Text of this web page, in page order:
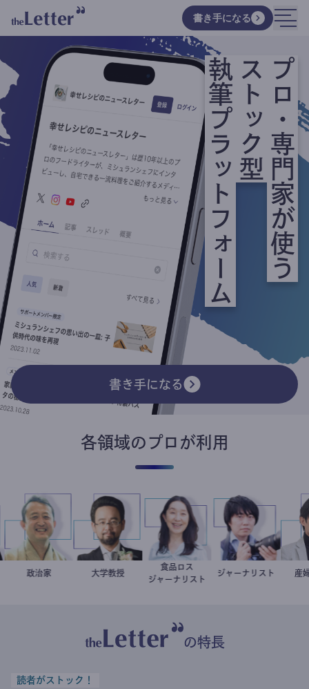
書き手になる
プロ・専門家が使う
ストック型
執筆プラットフォーム
書き手になる
各領域のプロが利用
小坂英二
政治家 金谷一朗
大学教授 井出留美
食品ロス
ジャーナリスト
志葉玲
ジャーナリスト
の特長
読者がストック！